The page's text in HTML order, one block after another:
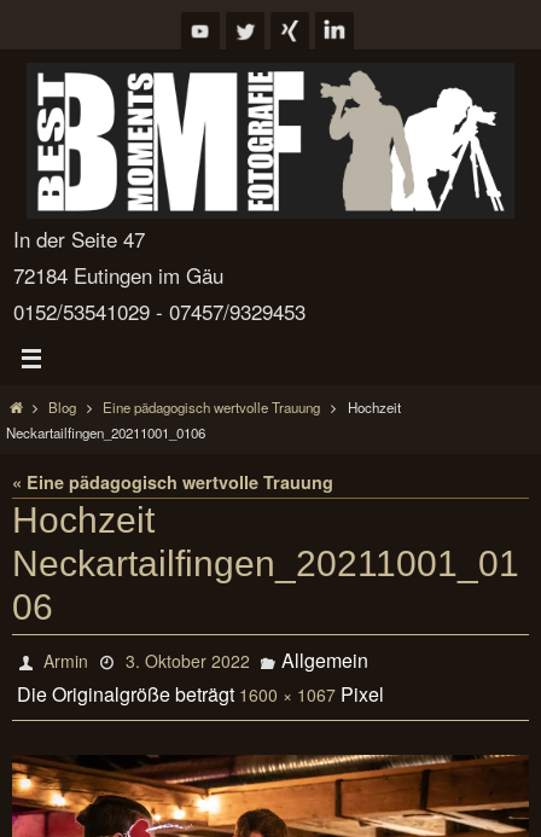
springen
In der Seite 47
72184 Eutingen im Gäu
0152/53541029 - 07457/9329453
StartBlog Eine pädagogisch wertvolle Trauung
Hochzeit
Neckartailfingen_20211001_0106
« Eine pädagogisch wertvolle Trauung
Hochzeit
Neckartailfingen_20211001_01
06
Armin 3. Oktober 2022
Allgemein
Die Originalgröße beträgt 1600 × 1067 Pixel